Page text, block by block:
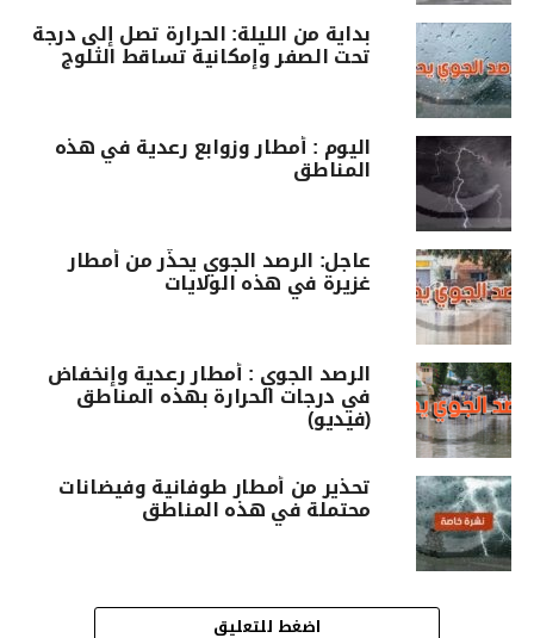
بداية من الليلة: الحرارة تصل إلى درجة
تحت الصفر وإمكانية تساقط الثلوج
اليوم : أمطار وزوابع رعدية في هذه
المناطق
عاجل: الرصد الجوي يحذّر من أمطار
غزيرة في هذه الولايات
الرصد الجوي : أمطار رعدية وإنخفاض
في درجات الحرارة بهذه المناطق
(فيديو)
تحذير من أمطار طوفانية وفيضانات
محتملة في هذه المناطق
اضغط للتعليق